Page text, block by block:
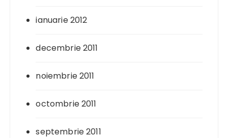
ianuarie 2012
decembrie 2011
noiembrie 2011
octombrie 2011
septembrie 2011